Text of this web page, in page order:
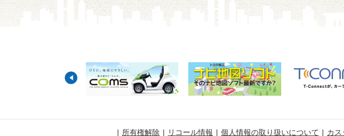
所有権解除 リコール情報 個人情報の取り扱いについて カ